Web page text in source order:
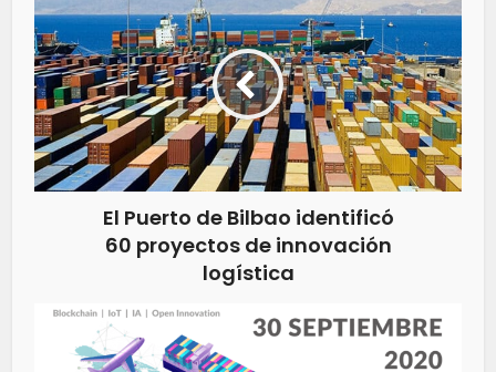
El Puerto de Bilbao identificó
60 proyectos de innovación
logística